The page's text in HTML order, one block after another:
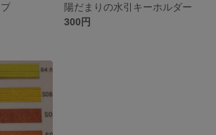
陽だまりの水引キーホルダー
300円